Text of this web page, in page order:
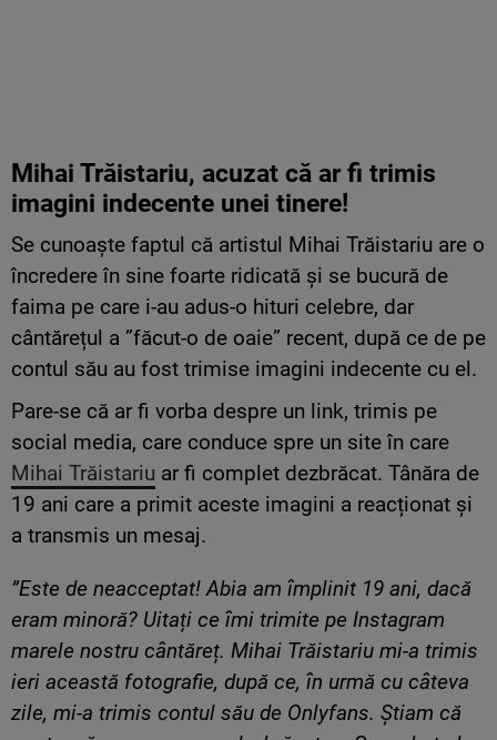
Mihai Trăistariu, acuzat că ar fi trimis
imagini indecente unei tinere!
Se cunoaște faptul că artistul Mihai Trăistariu are o
încredere în sine foarte ridicată și se bucură de
faima pe care i-au adus-o hituri celebre, dar
cântărețul a ”făcut-o de oaie” recent, după ce de pe
contul său au fost trimise imagini indecente cu el.
Pare-se că ar fi vorba despre un link, trimis pe
social media, care conduce spre un site în care
Mihai Trăistariu ar fi complet dezbrăcat. Tânăra de
19 ani care a primit aceste imagini a reacționat și
a transmis un mesaj.
”Este de neacceptat! Abia am împlinit 19 ani, dacă
eram minoră? Uitați ce îmi trimite pe Instagram
marele nostru cântăreț. Mihai Trăistariu mi-a trimis
ieri această fotografie, după ce, în urmă cu câteva
zile, mi-a trimis contul său de Onlyfans. Știam că